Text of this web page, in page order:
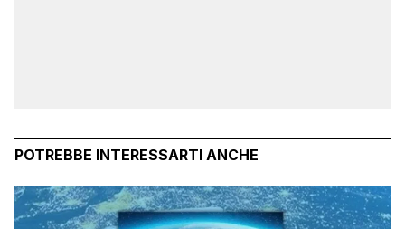
POTREBBE INTERESSARTI ANCHE